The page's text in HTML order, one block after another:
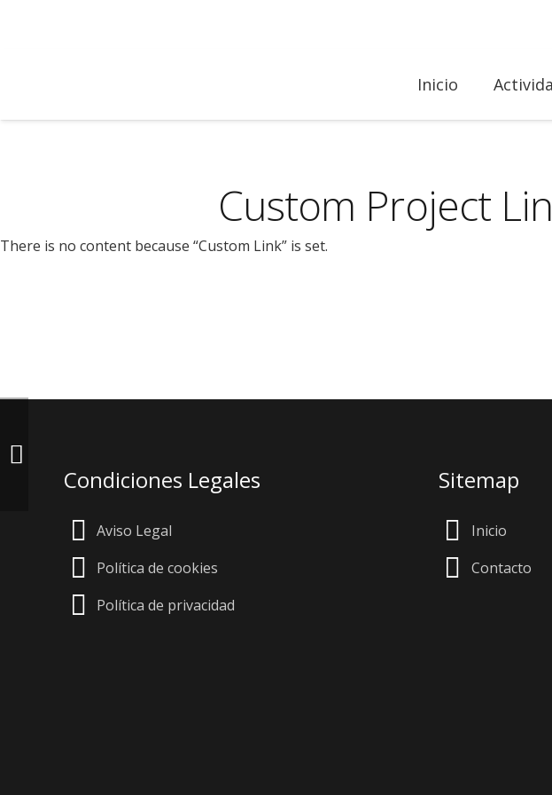
Inicio
Custom Project
There is no content because “Custom Link” is set.
Condiciones Legales
Aviso Legal
Política de cookies
Política de privacidad
Sitemap
Inicio
Contacto